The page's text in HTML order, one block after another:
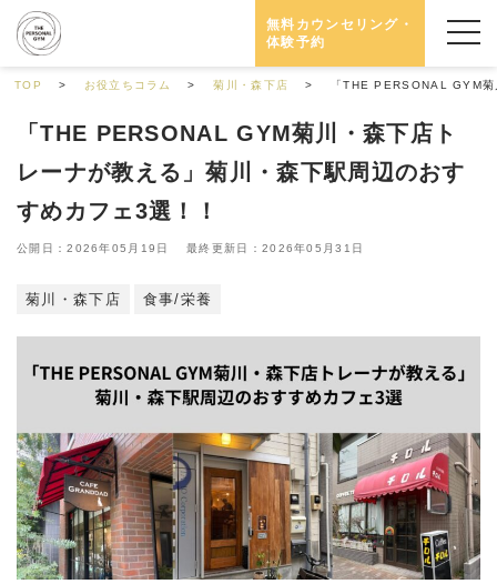
無料カウンセリング・
体験予約
TOP お役立ちコラム 菊川・森下店 「THE PERSONAL GYM
「THE PERSONAL GYM菊川・森下店ト
レーナが教える」菊川・森下駅周辺のおす
すめカフェ3選！！
公開日：2026年05月19日 最終更新日：2026年05月31日
菊川・森下店 食事/栄養